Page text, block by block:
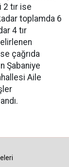
tır ise
toplamda 6
4 tır
çağrıda
Şabaniye
Aile